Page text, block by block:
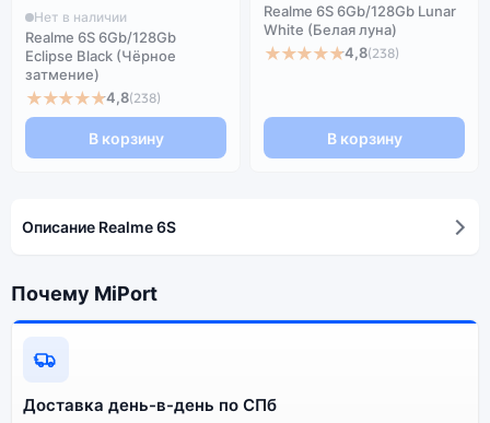
Нет в наличии
Realme 6S 6Gb/128Gb
Eclipse Black (Чёрное
затмение)
★★★★★4,8(238)
В корзину
Realme 6S 6Gb/128Gb Lunar
White (Белая луна)
★★★★★4,8(238)
В корзину
Описание Realme 6S
Почему MiPort
Доставка день-в-день по СПб